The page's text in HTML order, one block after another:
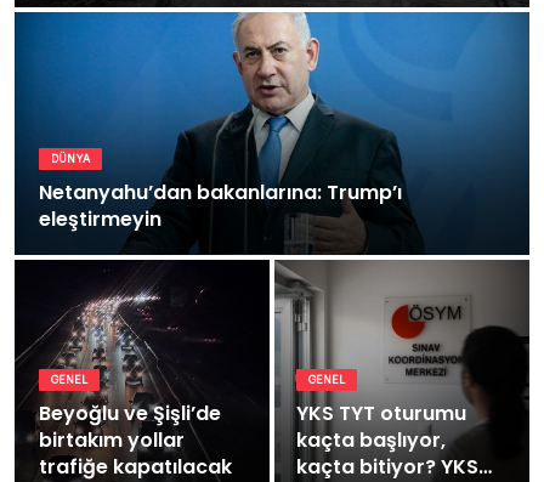
DÜNYA
Netanyahu’dan bakanlarına: Trump’ı
eleştirmeyin
GENEL
Beyoğlu ve Şişli’de
birtakım yollar
trafiğe kapatılacak
GENEL
YKS TYT oturumu
kaçta başlıyor,
kaçta bitiyor? YKS